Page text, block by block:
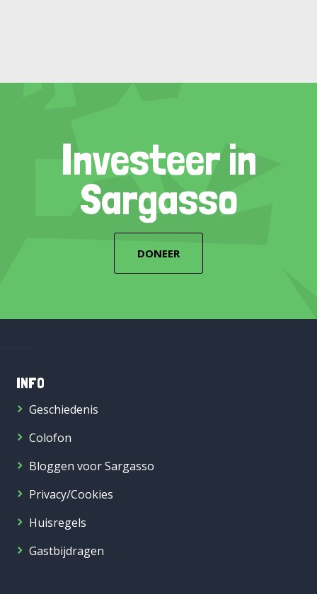
Investeer in
Sargasso
DONEER
INFO
Geschiedenis
Colofon
Bloggen voor Sargasso
Privacy/Cookies
Huisregels
Gastbijdragen